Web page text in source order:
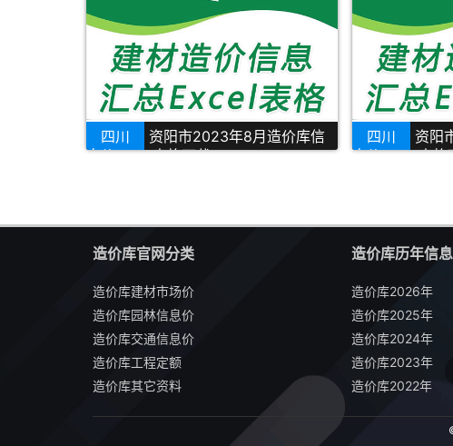
四川
资阳市2023年8月造价库信
息价Excel表格下载
四川
资阳
息价Excel表格
造价库官网分类
造价库建材市场价
造价库园林信息价
造价库交通信息价
造价库工程定额
造价库其它资料
造价库历年信息
造价库2026年
造价库2025年
造价库2024年
造价库2023年
造价库2022年